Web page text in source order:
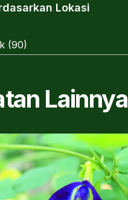
Lokasi
(90)
Lainnya